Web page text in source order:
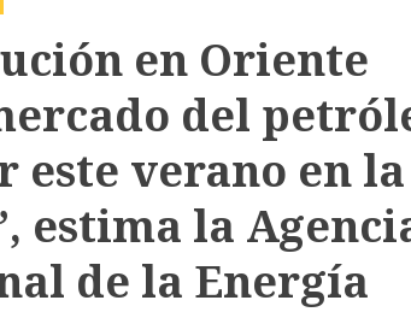
en Oriente
del
este verano en la
estima la
de la Energía